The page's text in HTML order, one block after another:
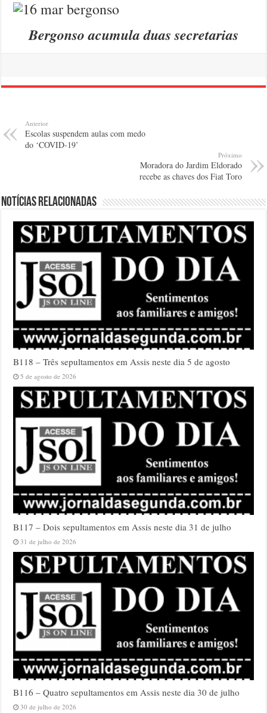
Bergonso acumula duas secretarias
Anterior
Escolas suspendem aulas com medo
do ‘COVID-19’
Próximo
Moradora do Jardim Eldorado
recebe as chaves dos Fiat Toro
Notícias relacionadas
B118 – Três sepultamentos em Assis neste dia 5 de agosto
5 de agosto de 2026
B117 – Dois sepultamentos em Assis neste dia 31 de julho
31 de julho de 2026
B116 – Quatro sepultamentos em Assis neste dia 30 de julho
30 de julho de 2026